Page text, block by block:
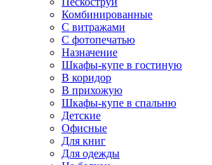
Комбинированные
С витражами
С фотопечатью
Назначение
Шкафы-купе в гостиную
В коридор
В прихожую
Шкафы-купе в спальню
Детские
Офисные
Для книг
Для одежды